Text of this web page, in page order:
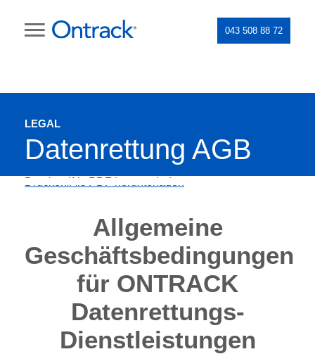
043 508 88 72
LEGAL
Datenrettung AGB
Drucken/Als PDF herunterladen
Allgemeine
Geschäftsbedingungen
für ONTRACK
Datenrettungs-
Dienstleistungen